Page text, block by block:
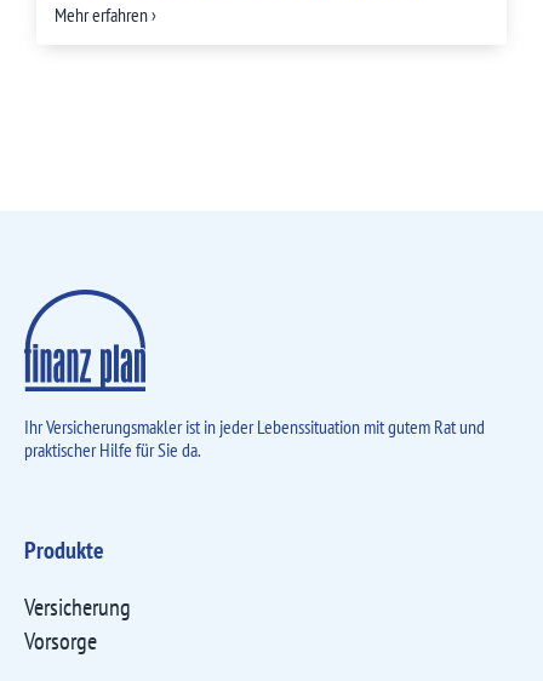
Mehr erfahren ›
Ihr Versicherungsmakler ist in jeder Lebens­situation mit gutem Rat und
praktischer Hilfe für Sie da.
Produkte
Versicherung
Vorsorge